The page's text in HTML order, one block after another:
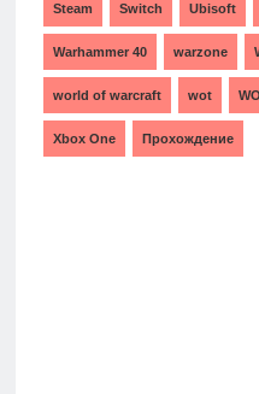
Steam Switch Ubisoft
Warhammer 40 warzone
world of warcraft wot
Xbox One Прохождение